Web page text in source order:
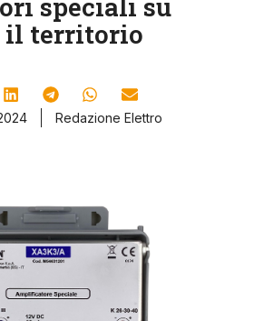
speciali su
il territorio
Redazione Elettro